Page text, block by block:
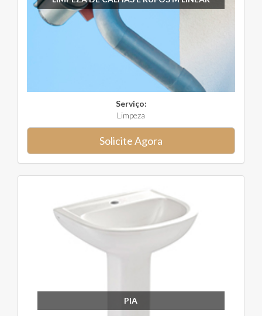
Serviço:
Limpeza
Solicite Agora
PIA